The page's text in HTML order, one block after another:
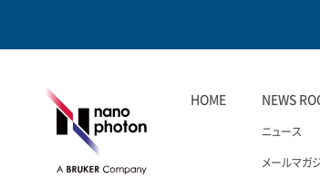
HOME NEWS
ニュース
メールマガ